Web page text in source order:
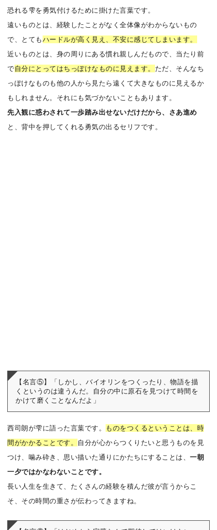
恐れる雫を勇気付けるために掛けた言葉です。
遠いものとは、経験したことがなく全体像がわからないもの
で、とてもハードルが高く見え、不安に感じてしまいます。
近いものとは、身の周りにある慣れ親しんだもので、当たり前
で自分にとってはちっぽけなものに見えます。 ただ、そんなち
っぽけなものも他の人から見たら遠くて大きなものに見えるか
もしれません。それにも気づかないこともあります。
先入観に惑わされて一歩踏み出せないだけだから、さあ進め
と、背中を押してくれる勇気の出るセリフです。
【名言⑤】「しかし、バイオリンをつくったり、物語を描
くというのは違うんだ。自分の中に原石を見つけて時間を
かけて磨くことなんだよ」
西司朗が雫に語った言葉です。
ものをつくるということは、時
間がかかることです。
自分が心からつくりたいと思うものを見
つけ、噛み砕き、思い描いた通りにかたちにすることは、一朝
一夕ではかなわないことです。
長い人生を生きて、たくさんの経験を積んだ彼が言うからこ
そ、その時間の重さが伝わってきますね。